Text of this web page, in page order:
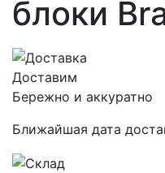
блоки
Доставим
Бережно и аккуратно
Ближайшая дата